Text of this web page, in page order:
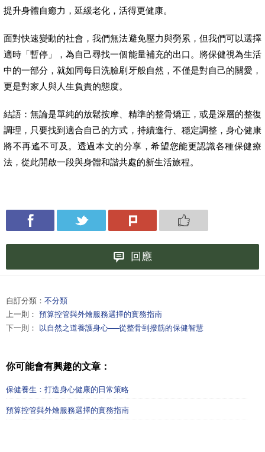
提升身體自癒力，延緩老化，活得更健康。
面對快速變動的社會，我們無法避免壓力與勞累，但我們可以選擇
適時「暫停」，為自己尋找一個能量補充的出口。將保健視為生活
中的一部分，就如同每日洗臉刷牙般自然，不僅是對自己的關愛，
更是對家人與人生負責的態度。
結語：無論是單純的放鬆按摩、精準的整骨矯正，或是深層的整復
調理，只要找到適合自己的方式，持續進行、穩定調整，身心健康
將不再遙不可及。透過本文的分享，希望您能更認識各種保健療
法，從此開啟一段與身體和諧共處的新生活旅程。
回應
自訂分類： 不分類
上一則： 預算控管與外燴服務選擇的實務指南
下一則： 以自然之道養護身心──從整骨到撥筋的保健智慧
你可能會有興趣的文章：
保健養生：打造身心健康的日常策略
預算控管與外燴服務選擇的實務指南